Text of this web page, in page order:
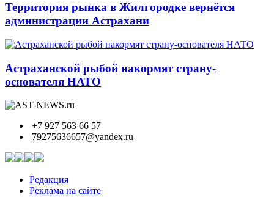
Территория рынка в Жилгородке вернётся
администрации Астрахани
Астраханской рыбой накормят страну-
основателя НАТО
+7 927 563 66 57
79275636657@yandex.ru
Редакция
Реклама на сайте